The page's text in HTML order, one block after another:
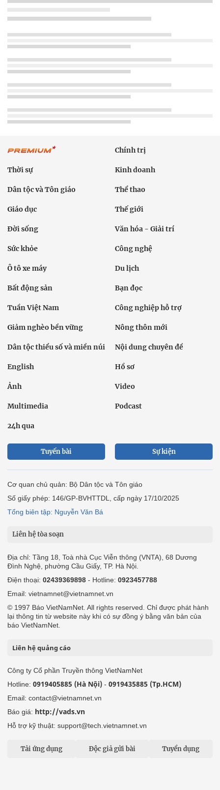
Chính trị
Thời sự Kinh doanh
Dân tộc và Tôn giáo Thể thao
Giáo dục Thế giới
Đời sống Văn hóa - Giải trí
Sức khỏe Công nghệ
Ô tô xe máy Du lịch
Bất động sản Bạn đọc
Tuần Việt Nam Công nghiệp hỗ trợ
Giảm nghèo bền vững Nông thôn mới
Dân tộc thiểu số và miền núi Nội dung chuyên đề
English Hồ sơ
Ảnh Video
Multimedia Podcast
24h qua
Tuyến bài Sự kiện
Cơ quan chủ quản: Bộ Dân tộc và Tôn giáo
Số giấy phép: 146/GP-BVHTTDL, cấp ngày 17/10/2025
Tổng biên tập: Nguyễn Văn Bá
Liên hệ tòa soạn
Địa chỉ: Tầng 18, Toà nhà Cục Viễn thông (VNTA), 68 Dương
Đình Nghệ, phường Cầu Giấy, TP. Hà Nội.
Điện thoại: 02439369898 - Hotline: 0923457788
Email: vietnamnet@vietnamnet.vn
© 1997 Báo VietNamNet. All rights reserved. Chỉ được phát hành
lại thông tin từ website này khi có sự đồng ý bằng văn bản của
báo VietNamNet.
Liên hệ quảng cáo
Công ty Cổ phần Truyền thông VietNamNet
Hotline: 0919405885 (Hà Nội) - 0919435885 (Tp.HCM)
Email: contact@vietnamnet.vn
Báo giá: http://vads.vn
Hỗ trợ kỹ thuật: support@tech.vietnamnet.vn
Tải ứng dụng Độc giả gửi bài Tuyển dụng